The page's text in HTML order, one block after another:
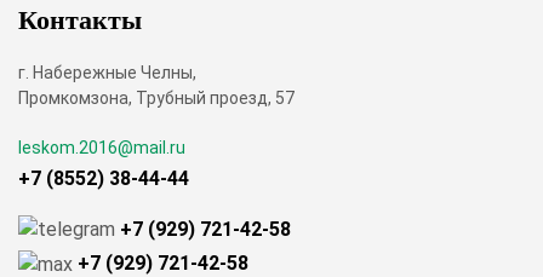
Контакты
г. Набережные Челны,
Промкомзона, Трубный проезд, 57
leskom.2016@mail.ru
+7 (8552) 38-44-44
+7 (929) 721-42-58
+7 (929) 721-42-58